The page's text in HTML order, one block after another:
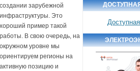
создании зарубежной
инфраструктуры. Это
хороший пример такой
работы. В свою очередь, на
окружном уровне мы
ориентируем регионы на
активную позицию и